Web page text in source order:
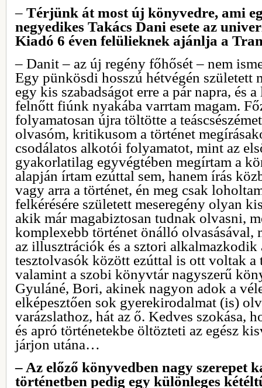
– Térjünk át most új könyvedre, ami
negyedikes Takács Dani esete az
Kiadó 6 éven felülieknek ajánlja a
– Danit – az új regény főhősét – nem
Egy pünkösdi hosszú hétvégén született
egy kis szabadságot erre a pár napra, és
felnőtt fiúnk nyakába varrtam magam.
folyamatosan újra töltötte a
olvasóm, kritikusom a történet
csodálatos alkotói folyamatot, mint az
gyakorlatilag egyvégtében megírtam a
alapján írtam ezúttal sem, hanem írás
vagy arra a történet, én meg csak
felkérésére született meseregény olyan
akik már magabiztosan tudnak olvasni,
komplexebb történet önálló olvasásával,
az illusztrációk és a sztori
tesztolvasók között ezúttal is ott voltak a
valamint a szobi könyvtár nagyszerű
Gyuláné, Bori, akinek nagyon adok a
elképesztően sok gyerekirodalmat (is)
varázslathoz, hát az ő. Kedves szokása,
és apró történetekbe öltözteti az egész
járjon utána…
– Az előző könyvedben nagy szerepet
történetben pedig egy különleges